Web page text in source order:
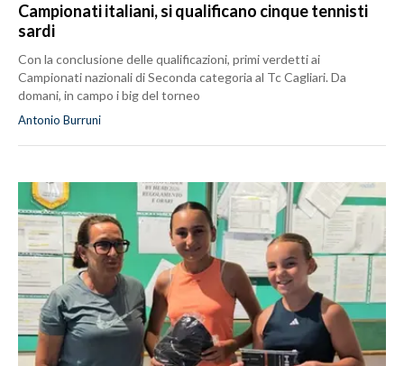
Campionati italiani, si qualificano cinque tennisti
sardi
Con la conclusione delle qualificazioni, primi verdetti ai
Campionati nazionali di Seconda categoria al Tc Cagliari. Da
domani, in campo i big del torneo
Antonio Burruni